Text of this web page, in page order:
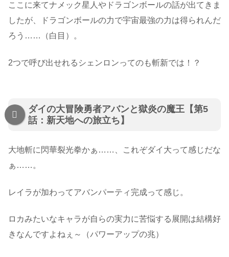
ここに来てナメック星人やドラゴンボールの話が出てきま
したが、ドラゴンボールの力で宇宙最強の力は得られんだ
ろう……（白目）。
2つで呼び出せれるシェンロンってのも斬新では！？
ダイの大冒険勇者アバンと獄炎の魔王【第5
話：新天地への旅立ち】
大地斬に閃華裂光拳かぁ……、これぞダイ大って感じだな
ぁ……。
レイラが加わってアバンパーティ完成って感じ。
ロカみたいなキャラが自らの実力に苦悩する展開は結構好
きなんですよねぇ～（パワーアップの兆）